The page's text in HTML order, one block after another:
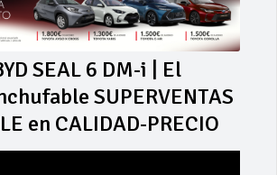
SEAL 6 DM-i | El
SUPERVENTAS
en CALIDAD-PRECIO